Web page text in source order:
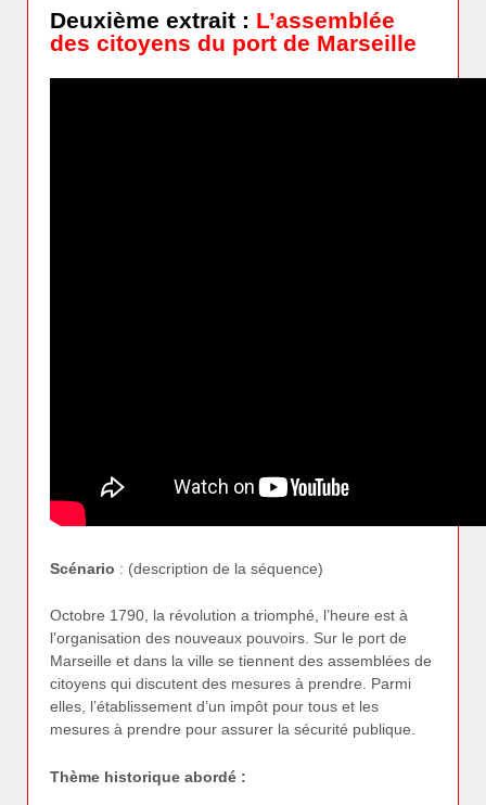
Deuxième extrait : L’assemblée
des citoyens du port de Marseille
Scénario : (description de la séquence)
Octobre 1790, la révolution a triomphé, l’heure est à
l’organisation des nouveaux pouvoirs. Sur le port de
Marseille et dans la ville se tiennent des assemblées de
citoyens qui discutent des mesures à prendre. Parmi
elles, l’établissement d’un impôt pour tous et les
mesures à prendre pour assurer la sécurité publique.
Thème historique abordé :